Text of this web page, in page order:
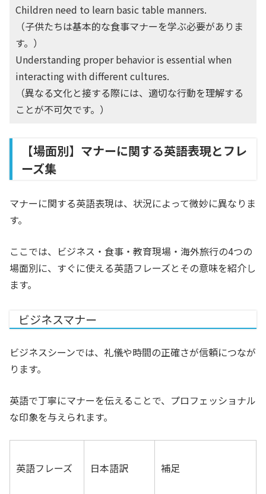
Children need to learn basic table manners.
（子供たちは基本的な食事マナーを学ぶ必要がありま
す。）
Understanding proper behavior is essential when
interacting with different cultures.
（異なる文化と接する際には、適切な行動を理解する
ことが不可欠です。）
【場面別】マナーに関する英語表現とフレ
ーズ集
マナーに関する英語表現は、状況によって微妙に異なりま
す。
ここでは、ビジネス・食事・教育現場・海外旅行の4つの
場面別に、すぐに使える英語フレーズとその意味を紹介し
ます。
ビジネスマナー
ビジネスシーンでは、礼儀や時間の正確さが信頼につなが
ります。
英語で丁寧にマナーを伝えることで、プロフェッショナル
な印象を与えられます。
英語フレーズ 日本語訳 補足